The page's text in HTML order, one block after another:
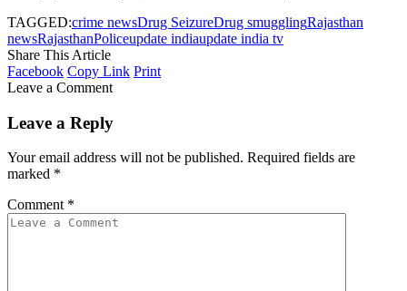
TAGGED:crime newsDrug SeizureDrug smugglingRajasthan
newsRajasthanPoliceupdate indiaupdate india tv
Share This Article
Facebook Copy Link Print
Leave a Comment
Leave a Reply
Your email address will not be published. Required fields are
marked *
Comment *